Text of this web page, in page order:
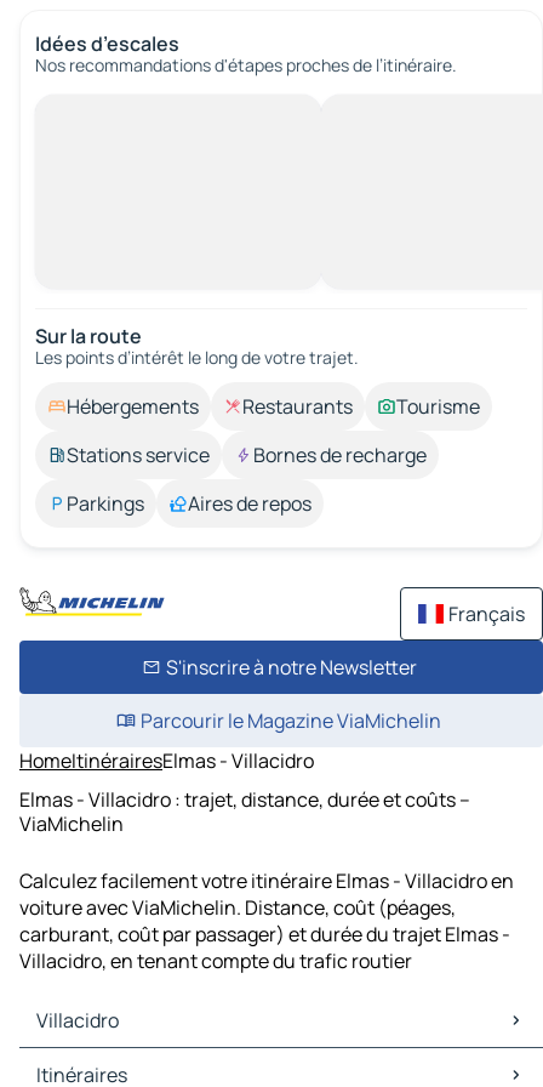
Idées d’escales
Nos recommandations d'étapes proches de l’itinéraire.
Sur la route
Les points d’intérêt le long de votre trajet.
Hébergements Restaurants
Tourisme
Stations service
Bornes de recharge
Parkings
Aires de repos
Français
S'inscrire à notre Newsletter
Parcourir le Magazine ViaMichelin
HomeItinérairesElmas - Villacidro
Elmas - Villacidro : trajet, distance, durée et coûts –
ViaMichelin
Calculez facilement votre itinéraire Elmas - Villacidro en
voiture avec ViaMichelin. Distance, coût (péages,
carburant, coût par passager) et durée du trajet Elmas -
Villacidro, en tenant compte du trafic routier
Villacidro
Villacidro Cartes et plans
Itinéraires